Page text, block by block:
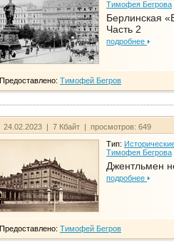
Тимофея Бегрова
Берлинская
Часть 2
подробнее
Предоставлено: Тимофей Бегров
24.02.2023 | 7 Кбайт | просмотров: 649
Тип:
Тимофея Бегрова
Джентльмен
подробнее
Предоставлено: Тимофей Бегров